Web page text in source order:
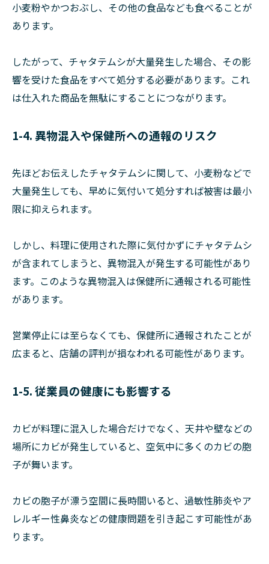
小麦粉やかつおぶし、その他の食品なども食べることが
あります。
したがって、チャタテムシが大量発生した場合、その影
響を受けた食品をすべて処分する必要があります。これ
は仕入れた商品を無駄にすることにつながります。
1-4. 異物混入や保健所への通報のリスク
先ほどお伝えしたチャタテムシに関して、小麦粉などで
大量発生しても、早めに気付いて処分すれば被害は最小
限に抑えられます。
しかし、料理に使用された際に気付かずにチャタテムシ
が含まれてしまうと、異物混入が発生する可能性があり
ます。このような異物混入は保健所に通報される可能性
があります。
営業停止には至らなくても、保健所に通報されたことが
広まると、店舗の評判が損なわれる可能性があります。
1-5. 従業員の健康にも影響する
カビが料理に混入した場合だけでなく、天井や壁などの
場所にカビが発生していると、空気中に多くのカビの胞
子が舞います。
カビの胞子が漂う空間に長時間いると、過敏性肺炎やア
レルギー性鼻炎などの健康問題を引き起こす可能性があ
ります。